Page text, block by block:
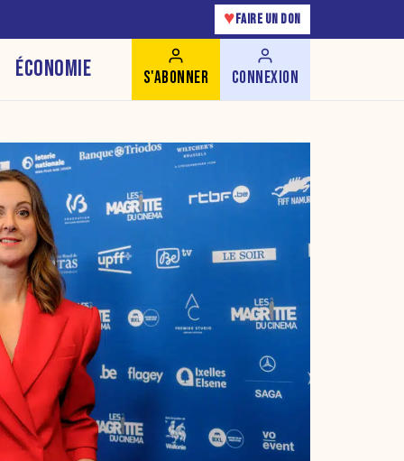
♥ FAIRE UN DON
ÉCONOMIE S'ABONNER CONNEXION